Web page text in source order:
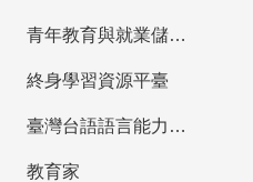
青年教育與就業儲蓄帳戶
終身學習資源平臺
臺灣台語語言能力認證網站
教育家